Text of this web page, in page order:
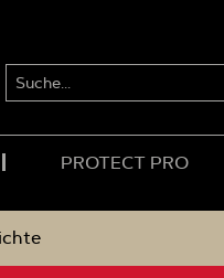
SUCHE...
PROTECT PRO